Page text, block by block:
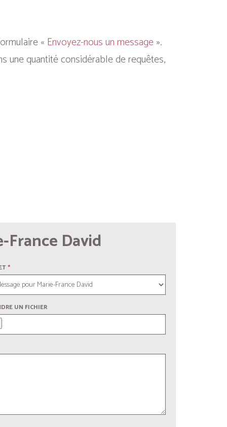
« Envoyez-nous un message».
une quantité considérable de requêtes,
Envoyez un message à Marie-France David
*
UN FICHIER